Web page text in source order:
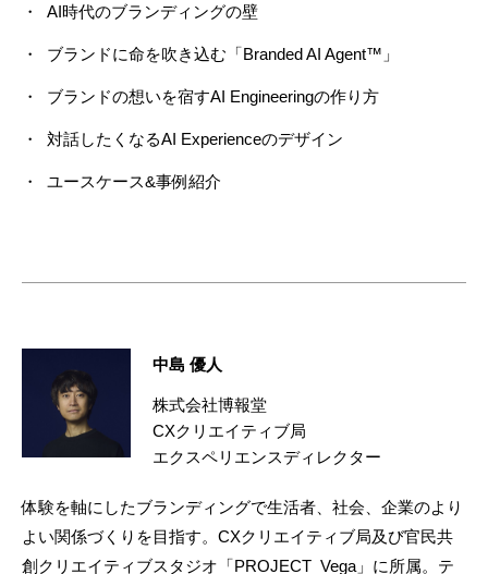
AI時代のブランディングの壁
ブランドに命を吹き込む「Branded AI Agent™」
ブランドの想いを宿すAI Engineeringの作り方
対話したくなるAI Experienceのデザイン
ユースケース&事例紹介
中島 優人
株式会社博報堂
CXクリエイティブ局
エクスペリエンスディレクター
体験を軸にしたブランディングで生活者、社会、企業のより
よい関係づくりを目指す。CXクリエイティブ局及び官民共
創クリエイティブスタジオ「PROJECT_Vega」に所属。テ